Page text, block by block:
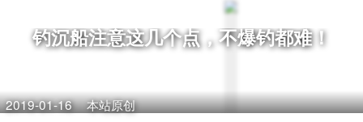
钓沉船注意这几个点，不爆钓都难！
2019-01-16 本站原创